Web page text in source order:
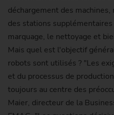
déchargement des
des stations
marquage, le nettoyage et
Mais quel est l'objectif
robots sont utilisés ? "Les
et du processus de
toujours au centre des
Maier, directeur de la